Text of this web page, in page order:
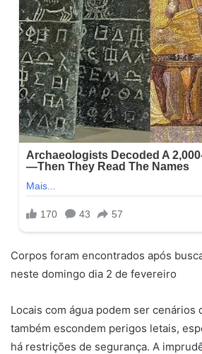
Corpos foram encontrados após
neste domingo dia 2 de fevereiro
Locais com água podem ser cenários
também escondem perigos letais,
há restrições de segurança. A